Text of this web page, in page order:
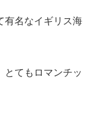
有名なイギリス海
とてもロマンチッ